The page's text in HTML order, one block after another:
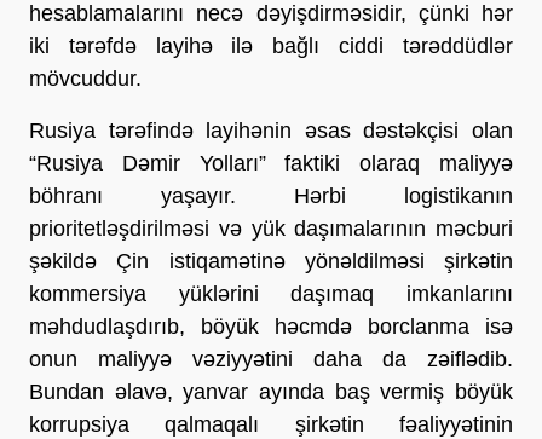
hesablamalarını necə dəyişdirməsidir, çünki hər
iki tərəfdə layihə ilə bağlı ciddi tərəddüdlər
mövcuddur.
Rusiya tərəfində layihənin əsas dəstəkçisi olan
“Rusiya Dəmir Yolları” faktiki olaraq maliyyə
böhranı yaşayır. Hərbi logistikanın
prioritetləşdirilməsi və yük daşımalarının məcburi
şəkildə Çin istiqamətinə yönəldilməsi şirkətin
kommersiya yüklərini daşımaq imkanlarını
məhdudlaşdırıb, böyük həcmdə borclanma isə
onun maliyyə vəziyyətini daha da zəiflədib.
Bundan əlavə, yanvar ayında baş vermiş böyük
korrupsiya qalmaqalı şirkətin fəaliyyətinin